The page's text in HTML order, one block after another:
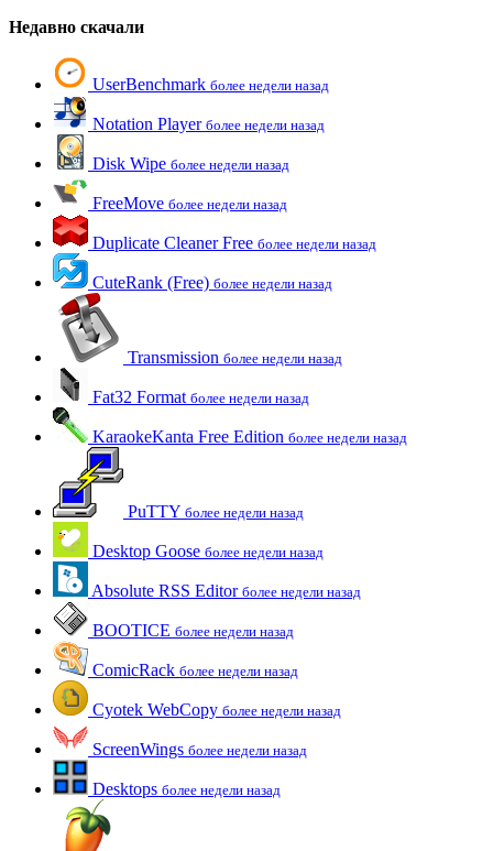
Недавно скачали
UserBenchmark более недели назад
Notation Player более недели назад
Disk Wipe более недели назад
FreeMove более недели назад
Duplicate Cleaner Free более недели назад
CuteRank (Free) более недели назад
Transmission более недели назад
Fat32 Format более недели назад
KaraokeKanta Free Edition более недели назад
PuTTY более недели назад
Desktop Goose более недели назад
Absolute RSS Editor более недели назад
BOOTICE более недели назад
ComicRack более недели назад
Cyotek WebCopy более недели назад
ScreenWings более недели назад
Desktops более недели назад